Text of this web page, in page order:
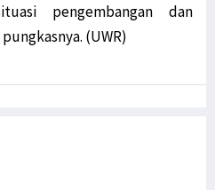
pengembangan dan
(UWR)